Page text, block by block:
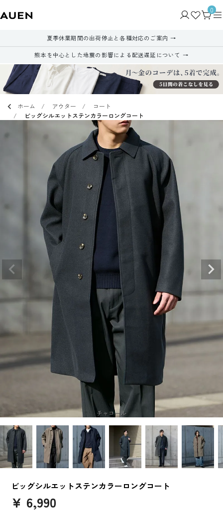
0
夏季休業期間の出荷停止と各種対応のご案内
熊本を中心とした地震の影響による配送遅延について
ホーム アウター
コート
ビッグシルエットステンカラーロングコート
チャコール
ビッグシルエットステンカラーロングコート
¥ 6,990